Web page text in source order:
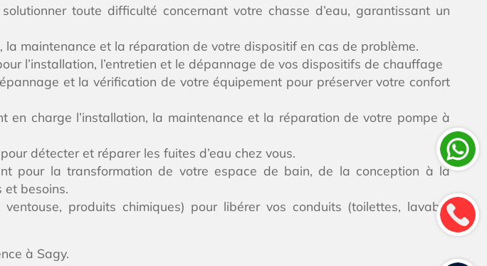
toute difficulté concernant votre chasse d’eau, garantissant un
maintenance et la réparation de votre dispositif en cas de problème.
l’installation, l’entretien et le dépannage de vos dispositifs de chauffage
et la vérification de votre équipement pour préserver votre confort
charge l’installation, la maintenance et la réparation de votre pompe à
détecter et réparer les fuites d’eau chez vous.
pour la transformation de votre espace de bain, de la conception à la
et besoins.
produits chimiques) pour libérer vos conduits (toilettes, lavabo,
à Sagy.